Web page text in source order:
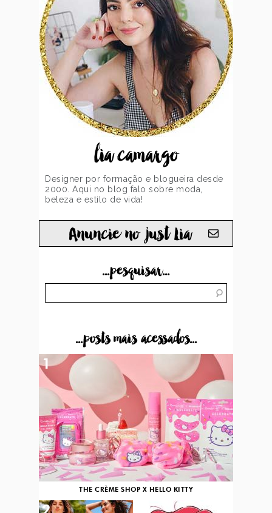
lia camargo
Designer por formação e blogueira desde
2000. Aqui no blog falo sobre moda,
beleza e estilo de vida!
Anuncie no just Lia
...pesquisar...
...posts mais acessados...
THE CRÈME SHOP X HELLO KITTY
1